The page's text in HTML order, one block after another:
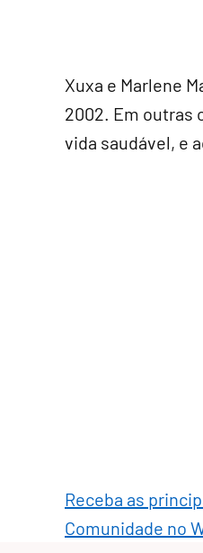
Xuxa e Marlene
2002. Em outras
vida saudável, e
Receba as
Comunidade no